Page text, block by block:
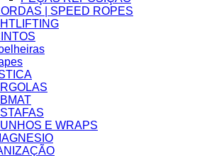
| SPEED ROPES
E WRAPS